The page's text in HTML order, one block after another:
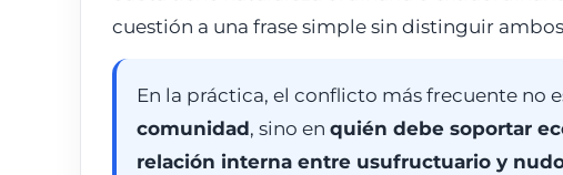
cuestión a una frase simple sin distinguir
En la práctica, el conflicto más frecuente no
comunidad, sino en quién debe soportar
relación interna entre usufructuario y